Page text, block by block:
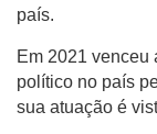
país.
Em 2021 venceu
político no país
sua atuação é